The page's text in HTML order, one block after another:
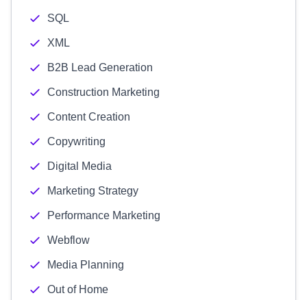
SQL
XML
B2B Lead Generation
Construction Marketing
Content Creation
Copywriting
Digital Media
Marketing Strategy
Performance Marketing
Webflow
Media Planning
Out of Home